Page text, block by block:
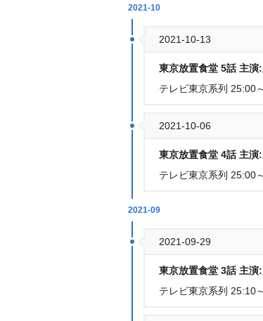
2021-10
2021-10-13
東京放置食堂 5話 主演
テレビ東京系列 25:00
2021-10-06
東京放置食堂 4話 主演
テレビ東京系列 25:00
2021-09
2021-09-29
東京放置食堂 3話 主演
テレビ東京系列 25:10